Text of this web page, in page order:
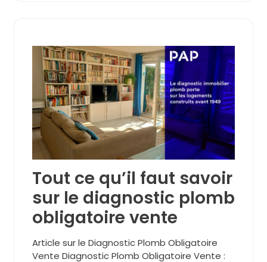
Tout ce qu’il faut savoir
sur le diagnostic plomb
obligatoire vente
Article sur le Diagnostic Plomb Obligatoire
Vente Diagnostic Plomb Obligatoire Vente :